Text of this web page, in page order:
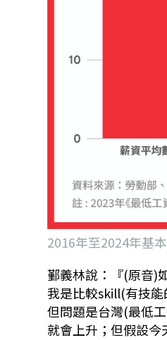
2016年至2024年基
鄞義林說：『(原音)
我是比較skill(有技能
但問題是台灣(最低
就會上升；但假設今